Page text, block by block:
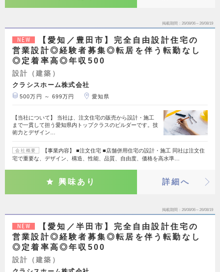
掲載期間 26/08/06～26/08/19
NEW
【愛知／豊田市】完全自由設計住宅の
営業設計◎経験者募集◎転居を伴う転勤なし
◎定着率高◎年収500
設計（建築）
クラシスホーム株式会社
500万円 ～ 699万円 愛知県
【当社について】 当社は、注文住宅の販売から設計・施工
まで一貫して担う愛知県内トップクラスのビルダーです。技
術力とデザイン…
会社概要
【事業内容】 ■注文住宅 ■店舗併用住宅の設計・施工 同社は注文住
宅で重要な、デザイン、構造、性能、品質、自由度、価格を高水準…
興味あり 詳細へ
掲載期間 26/08/06～26/08/19
NEW
【愛知／半田市】完全自由設計住宅の
営業設計◎経験者募集◎転居を伴う転勤なし
◎定着率高◎年収500
設計（建築）